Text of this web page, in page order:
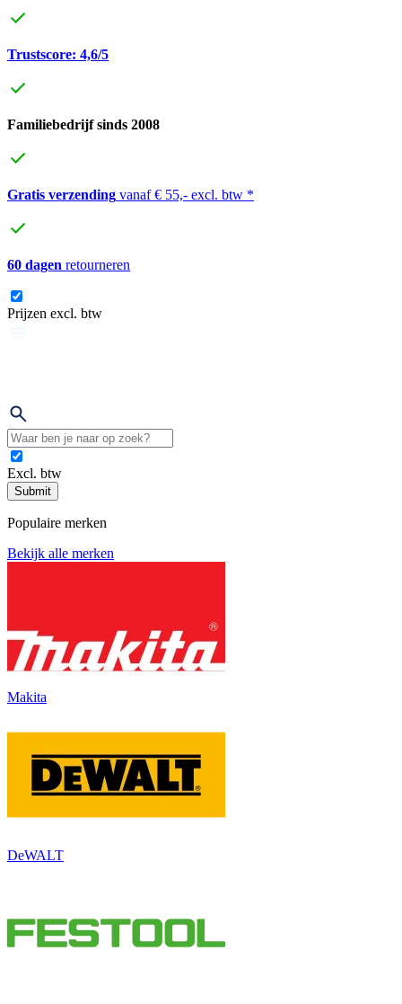
Trustscore: 4,6/5
Familiebedrijf sinds 2008
Gratis verzending vanaf € 55,- excl. btw *
60 dagen retourneren
Prijzen excl. btw
Excl. btw
Submit
Populaire merken
Bekijk alle merken
Makita
DeWALT